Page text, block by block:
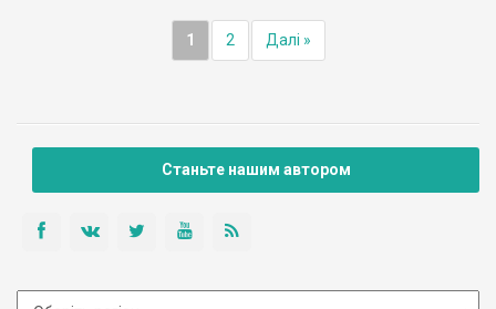
1 2 Далі »
Станьте нашим автором